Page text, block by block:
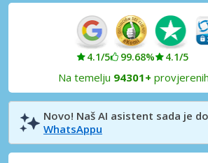
4.1/5 99.68% 4.1/5
Na temelju 94301+
Novo! Naš AI asistent sada je
WhatsAppu